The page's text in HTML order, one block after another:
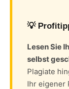
💡
Lesen Sie
selbst
Plagiate
Ihr eigener